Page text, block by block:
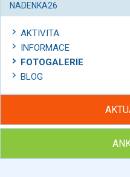
NADENKA26
AKTIVITA
INFORMACE
FOTOGALERIE
BLOG
Hubněte s podporou
Chcete poradit s hubnutím?